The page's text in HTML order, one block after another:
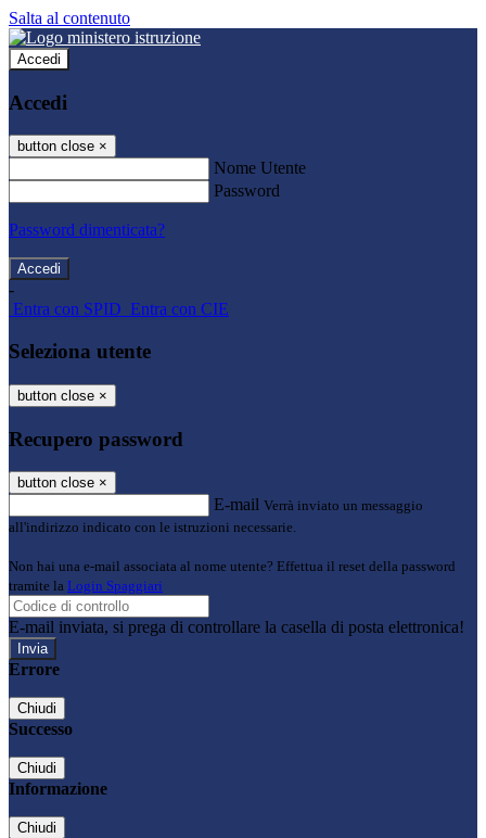
Salta al contenuto
Accedi
Accedi
button close ×
Nome Utente
Password
Password dimenticata?
-
Entra con SPID Entra con CIE
Seleziona utente
button close ×
Recupero password
button close ×
E-mail Verrà inviato un messaggio
all'indirizzo indicato con le istruzioni necessarie.
Non hai una e-mail associata al nome utente? Effettua il reset della password
tramite la Login Spaggiari
E-mail inviata, si prega di controllare la casella di posta elettronica!
Errore
Chiudi
Successo
Chiudi
Informazione
Chiudi